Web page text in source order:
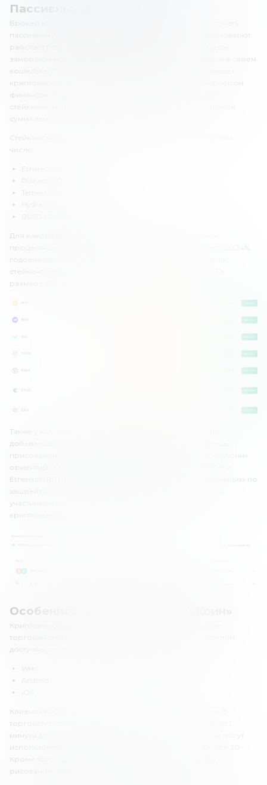
Пассивный доход в KuCoin
Брокер KuCoin предлагает клиентам возможность получать
пассивный доход с помощью стейкинга. Стейкинг криптовалют
работает по принципу банковского депозита. Трейдеры
замораживают определенное количество криптовалют в своем
кошельке. При этом пользователь, который замораживает
криптовалюту, на некоторое время становится валидатором
финансовых операций в системе. По истечении срока
стейкинга, ты получаешь награду. На кошелек начисляется
сумма замороженных криптовалют + процент.
Стейкинг на KuCoin включает более 10 криптовалют, в том
числе:
Для каждой криптовалюты предусмотрены различные
процентные ставки. Максимальный размер составляет 100.24%
годовых (для криптовалюты CPOOL). Если ты выбираешь
стейкинг стейблкоина USDT, можно получить прибыль в
размере 6.8% годовых.
Также у KuCoin есть собственный майнинг-пул. Если ты
добываешь криптовалюту с помощью майнинга, можешь
присоединиться к пулу криптовалютной биржи. Пул «КуКоин»
ориентирован на добычу Bitcoin (BTC), Bitcoin Cash (BCH) и
Ethereum (ETH). На сайте ты найдешь актуальную информацию по
хэшрейту, сети и всю необходимую информацию. Стать
участником майнинг-пула может каждый клиент
криптовалютной биржи.
Особенности торговли на «КуКоин»
Криптовалютная биржа «КуКоин» предлагает клиентам
торговый терминал на основе TradingView. Пользователям
доступны следующие версии платформы:
Клиенты KuCoin могут выбрать один из 9 таймфреймов. В
торговом терминале доступны временные интервалы от 1
минуты до 1 месяца. Для технического анализа клиенты могут
использовать индикаторы, которых на платформе более 30.
Кроме того, здесь есть графические инструменты для
рисования на графиках.